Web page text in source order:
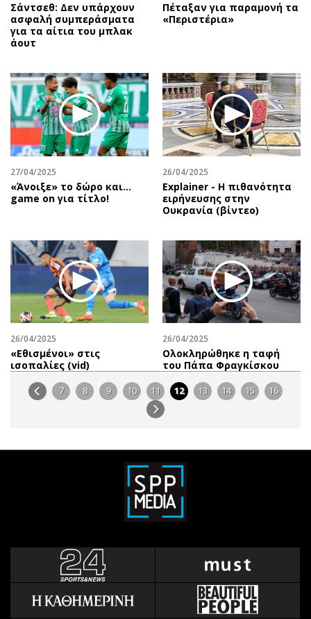
Σάντσεθ: Δεν υπάρχουν
ασφαλή συμπεράσματα
για τα αίτια του μπλακ
άουτ
Πέταξαν για παραμονή τα
«Περιστέρια»
27/04/2025
«Άνοιξε» το δώρο και…
game on για τίτλο!
26/04/2025
Explainer - Η πιθανότητα
ειρήνευσης στην
Ουκρανία (βίντεο)
26/04/2025
«Εθισμένοι» στις
ισοπαλίες (vid)
26/04/2025
Ολοκληρώθηκε η ταφή
του Πάπα Φραγκίσκου
7 8 9 10 11 12 13 14 15 16